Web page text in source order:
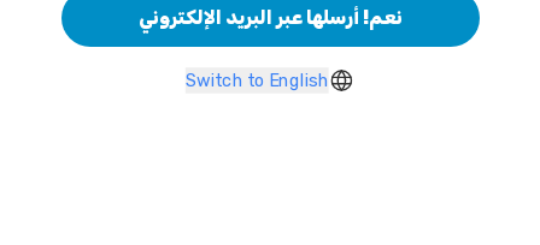
نعم! أرسلها عبر البريد الإلكتروني
Switch to English